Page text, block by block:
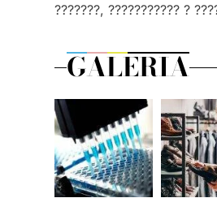
???????, ??????????? ?
GALERIA